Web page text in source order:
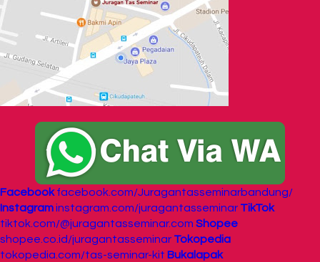
Facebook facebook.com/Juragantasseminarbandung/
Instagraminstagram.com/juragantasseminar TikTok
tiktok.com/@juragantasseminar.com Shopee
shopee.co.id/juragantasseminar Tokopedia
tokopedia.com/tas-seminar-kit Bukalapak